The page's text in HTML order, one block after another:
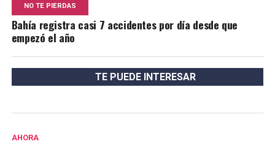
NO TE PIERDAS
Bahía registra casi 7 accidentes por día desde que
empezó el año
TE PUEDE INTERESAR
AHORA